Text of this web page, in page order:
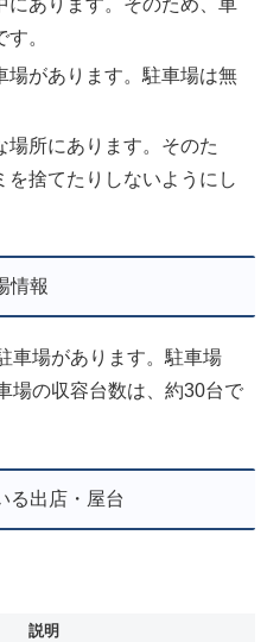
にあります。そのため、車
。
場があります。駐車場は無
場所にあります。そのた
捨てたりしないようにし
情報
車場があります。駐車場
場の収容台数は、約30台で
る出店・屋台
説明